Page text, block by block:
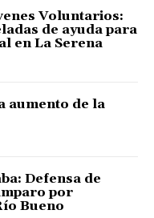
Voluntarios:
de ayuda para
en La Serena
aumento de la
Defensa de
por
Bueno